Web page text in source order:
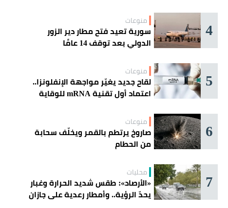
4 منوعات
سورية تعيد فتح مطار دير الزور
الدولي بعد توقف 14 عامًا
5 منوعات
لقاح جديد يغيّر مواجهة الإنفلونزا..
اعتماد أول تقنية mRNA للوقاية
6 منوعات
صاروخ يرتطم بالقمر ويخلّف سحابة
من الحطام
7 محليات
«الأرصاد»: طقس شديد الحرارة وغبار
يحدّ الرؤية.. وأمطار رعدية على جازان